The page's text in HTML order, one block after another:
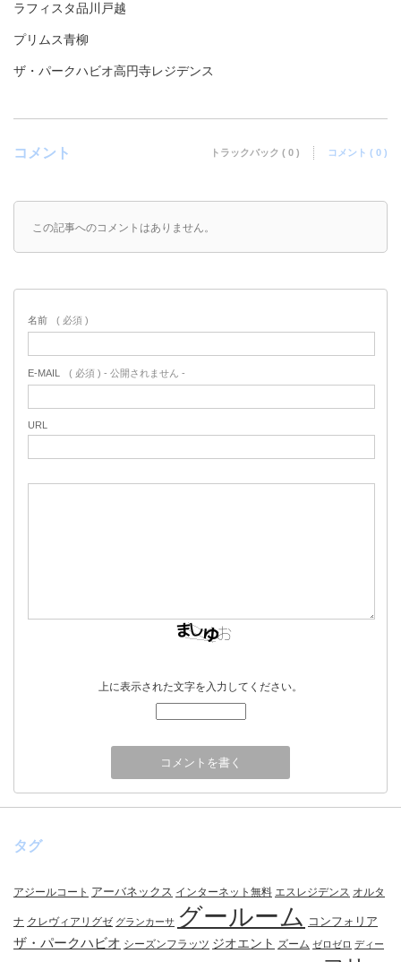
ラフィスタ品川戸越
プリムス青柳
ザ・パークハビオ高円寺レジデンス
コメント トラックバック ( 0 ) コメント ( 0 )
この記事へのコメントはありません。
名前 ( 必須 )
E-MAIL ( 必須 ) - 公開されません -
URL
上に表示された文字を入力してください。
タグ
アジールコート アーバネックス インターネット無料 エスレジデンス オルタ
ナ クレヴィアリグゼ グランカーサ グールーム コンフォリア
ザ・パークハビオ シーズンフラッツ ジオエント ズーム ゼロゼロ ディー